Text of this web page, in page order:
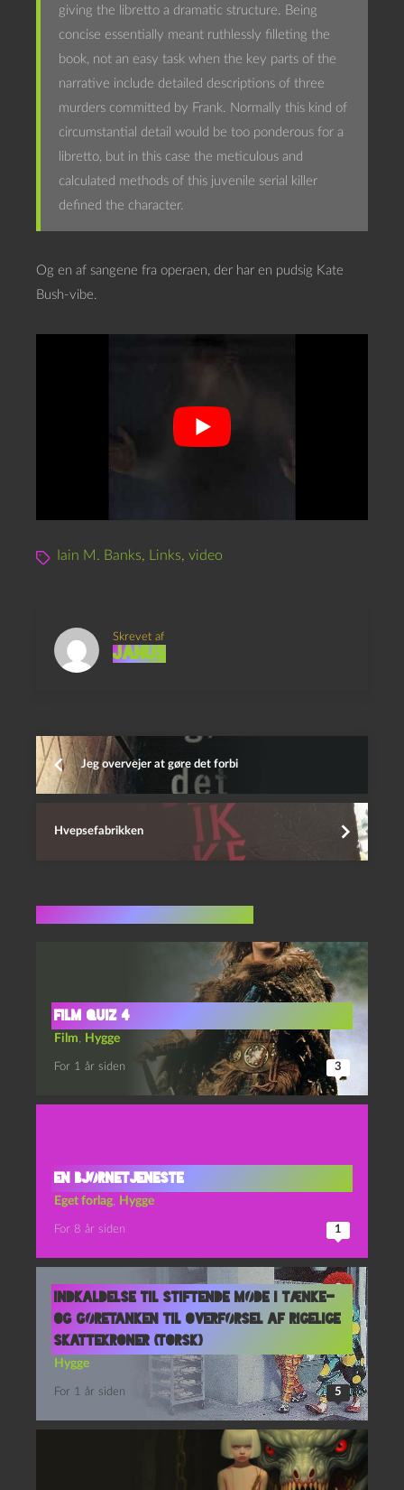
giving the libretto a dramatic structure. Being
concise essentially meant ruthlessly filleting the
book, not an easy task when the key parts of the
narrative include detailed descriptions of three
murders committed by Frank. Normally this kind of
circumstantial detail would be too ponderous for a
libretto, but in this case the meticulous and
calculated methods of this juvenile serial killer
defined the character.
Og en af sangene fra operaen, der har en pudsig Kate
Bush-vibe.
Iain M. Banks, Links, video
Skrevet af
Janus
Jeg overvejer at gøre det forbi
Hvepsefabrikken
film quiz 4
Film, Hygge
For 1 år siden 3
EN BJØRNETJENESTE
Eget forlag, Hygge
For 8 år siden 1
Indkaldelse til stiftende møde i tænke-
og gøretanken Til Overførsel af Rigelige
SkatteKroner (TORSK)
Hygge
For 1 år siden 5